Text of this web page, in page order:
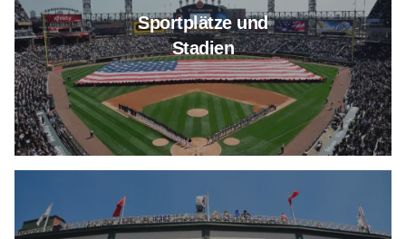
Sportplätze und
Stadien